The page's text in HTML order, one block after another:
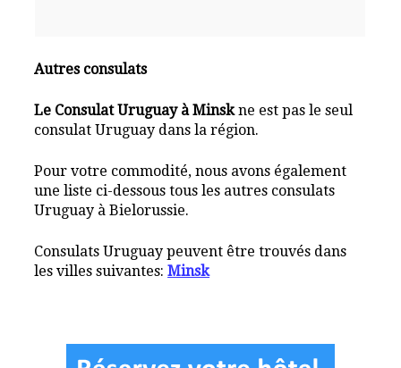
Autres consulats
Le Consulat Uruguay à Minskne est pas le seul
consulat Uruguay dans la région.
Pour votre commodité, nous avons également
une liste ci-dessous tous les autres consulats
Uruguay à Bielorussie.
Consulats Uruguay peuvent être trouvés dans
les villes suivantes:Minsk